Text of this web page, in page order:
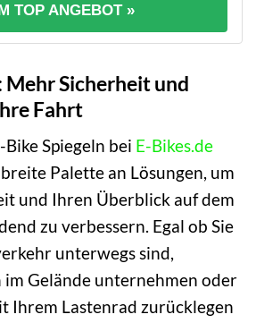
TOP ANGEBOT »
Mehr Sicherheit und
Fahrt
Spiegeln bei E-Bikes.de
Palette an Lösungen, um
und Ihren Überblick auf dem
zu verbessern. Egal ob Sie
unterwegs sind,
Gelände unternehmen oder
Ihrem Lastenrad zurücklegen